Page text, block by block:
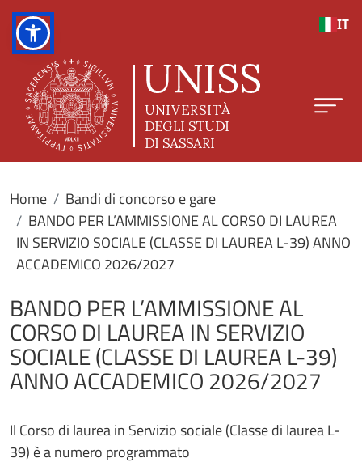
IT
Home
Bandi di concorso e gare
BANDO PER L’AMMISSIONE AL CORSO DI LAUREA
IN SERVIZIO SOCIALE (CLASSE DI LAUREA L-39) ANNO
ACCADEMICO 2026/2027
BANDO PER L’AMMISSIONE AL
CORSO DI LAUREA IN SERVIZIO
SOCIALE (CLASSE DI LAUREA L-39)
ANNO ACCADEMICO 2026/2027
Il Corso di laurea in Servizio sociale (Classe di laurea L-
39) è a numero programmato